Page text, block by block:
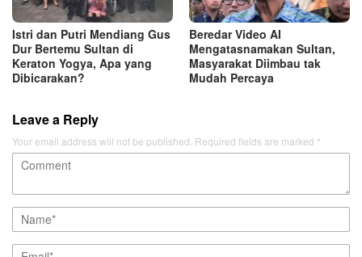
Istri dan Putri Mendiang Gus
Dur Bertemu Sultan di
Keraton Yogya, Apa yang
Dibicarakan?
Beredar Video AI
Mengatasnamakan Sultan,
Masyarakat Diimbau tak
Mudah Percaya
Leave a Reply
Your email address will not be published. Required fields are marked *